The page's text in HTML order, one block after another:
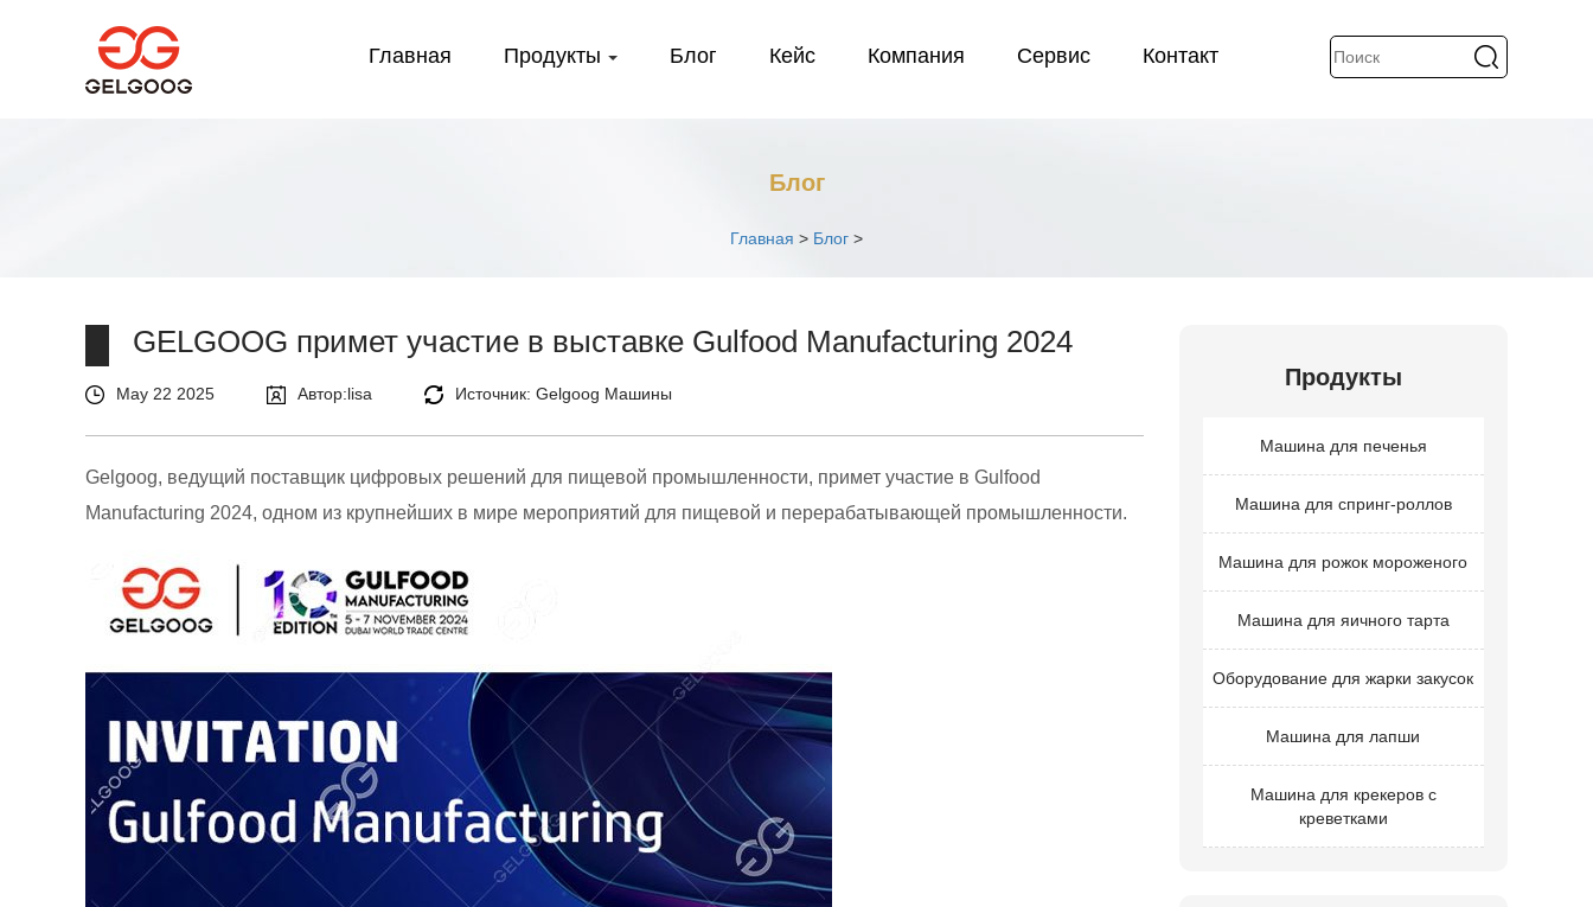
Главная Продукты Блог Кейс Компания Сервис Контакт
Блог
Главная > Блог >
GELGOOG примет участие в выставке Gulfood Manufacturing 2024
May 22 2025 Автор:lisa Источник: Gelgoog Машины
Gelgoog, ведущий поставщик цифровых решений для пищевой промышленности, примет участие в Gulfood
Manufacturing 2024, одном из крупнейших в мире мероприятий для пищевой и перерабатывающей промышленности.
Продукты
Машина для печенья
Машина для спринг-роллов
Машина для рожок мороженого
Машина для яичного тарта
Оборудование для жарки закусок
Машина для лапши
Машина для крекеров с
креветками